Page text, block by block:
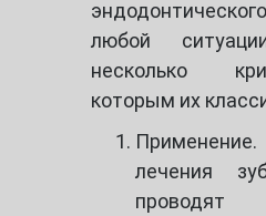
любой
несколько
которым их
лечения
проводят